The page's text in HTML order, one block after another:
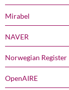
Mirabel
NAVER
Norwegian Register
OpenAIRE